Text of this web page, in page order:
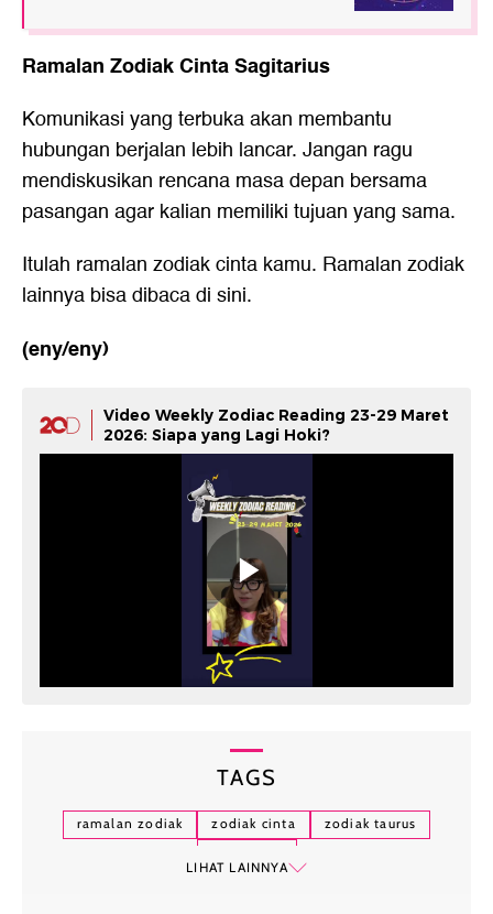
Ramalan Zodiak Cinta Sagitarius
Komunikasi yang terbuka akan membantu
hubungan berjalan lebih lancar. Jangan ragu
mendiskusikan rencana masa depan bersama
pasangan agar kalian memiliki tujuan yang sama.
Itulah ramalan zodiak cinta kamu. Ramalan zodiak
lainnya bisa dibacadi sini.
(eny/eny)
Video Weekly Zodiac Reading 23-29 Maret
2026: Siapa yang Lagi Hoki?
TAGS
ramalan zodiak zodiak cinta
zodiak taurus
LIHAT LAINNYA